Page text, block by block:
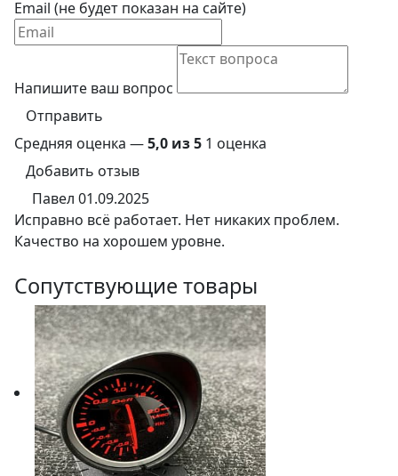
Email (не будет показан на сайте)
Напишите ваш вопрос
Отправить
Средняя оценка —5,0 из 5 1 оценка
Добавить отзыв
Павел 01.09.2025
Исправно всё работает. Нет никаких проблем.
Качество на хорошем уровне.
Сопутствующие товары